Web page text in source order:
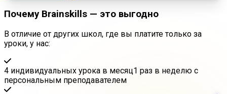
Почему Brainskills — это выгодно
В отличие от других школ, где вы платите только за
уроки, у нас:
4 индивидуальных урока в месяц1 раз в неделю с
персональным преподавателем